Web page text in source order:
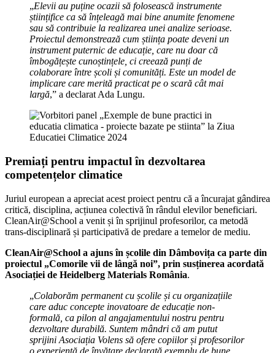
„Elevii au puține ocazii să folosească instrumente
științifice ca să înțeleagă mai bine anumite fenomene
sau să contribuie la realizarea unei analize serioase.
Proiectul demonstrează cum știința poate deveni un
instrument puternic de educație, care nu doar că
îmbogățește cunoștințele, ci creează punți de
colaborare între școli și comunități. Este un model de
implicare care merită practicat pe o scară cât mai
largă,” a declarat Ada Lungu.
Premiați pentru impactul în dezvoltarea
competențelor climatice
Juriul european a apreciat acest proiect pentru că a încurajat gândirea
critică, disciplina, acțiunea colectivă în rândul elevilor beneficiari.
CleanAir@School a venit și în sprijinul profesorilor, ca metodă
trans-disciplinară și participativă de predare a temelor de mediu.
CleanAir@School a ajuns în școlile din Dâmbovița ca parte din
proiectul „Comorile vii de lângă noi”, prin susținerea acordată
Asociației de Heidelberg Materials România.
„Colaborăm permanent cu școlile și cu organizațiile
care aduc concepte inovatoare de educație non-
formală, ca pilon al angajamentului nostru pentru
dezvoltare durabilă. Suntem mândri că am putut
sprijini Asociația Volens să ofere copiilor și profesorilor
o experiență de învățare declarată exemplu de bune